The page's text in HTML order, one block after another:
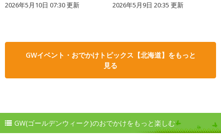
2026年5月10日 07:30 更新 2026年5月9日 20:35 更新
GWイベント・おでかけトピックス【北海道】をもっと
見る
GW(ゴールデンウィーク)のおでかけをもっと楽しむ